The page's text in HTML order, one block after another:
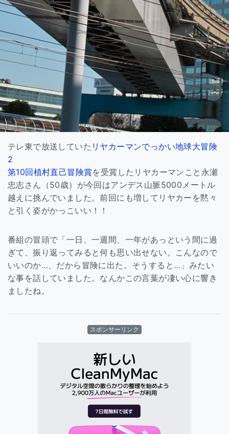
テレ東で放送していた リヤカーマンでっかい地球大冒険
2
第10回植村直己冒険賞を受賞したリヤカーマンこと永瀬
忠志さん（50歳）が今回はアンデス山脈5000メートル
越えに挑んでいました。前回にも増してリヤカーを黙々
と引く姿がかっこいい！！
番組の冒頭で「一日、一週間、一年があっという間に過
ぎて、振り返ってみると何も思い出せない。こんなので
いいのか…、だから冒険に出た。そうすると…」みたい
な事を話していました。なんかこの言葉が凄い心に響き
ましたね。
スポンサーリンク